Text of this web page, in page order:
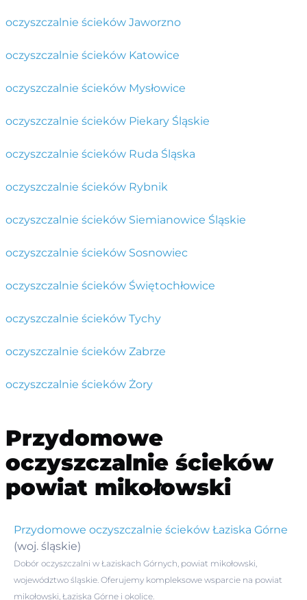
oczyszczalnie ścieków Jaworzno
oczyszczalnie ścieków Katowice
oczyszczalnie ścieków Mysłowice
oczyszczalnie ścieków Piekary Śląskie
oczyszczalnie ścieków Ruda Śląska
oczyszczalnie ścieków Rybnik
oczyszczalnie ścieków Siemianowice Śląskie
oczyszczalnie ścieków Sosnowiec
oczyszczalnie ścieków Świętochłowice
oczyszczalnie ścieków Tychy
oczyszczalnie ścieków Zabrze
oczyszczalnie ścieków Żory
Przydomowe
oczyszczalnie ścieków
powiat mikołowski
Przydomowe oczyszczalnie ścieków Łaziska Górne
(woj. śląskie)
Dobór oczyszczalni w Łaziskach Górnych, powiat mikołowski,
województwo śląskie. Oferujemy kompleksowe wsparcie na powiat
mikołowski, Łaziska Górne i okolice.